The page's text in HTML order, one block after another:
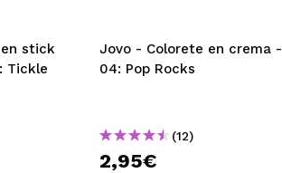
stick
Tickle
Jovo - Colorete en crema -
04: Pop Rocks
(12)
2,95€